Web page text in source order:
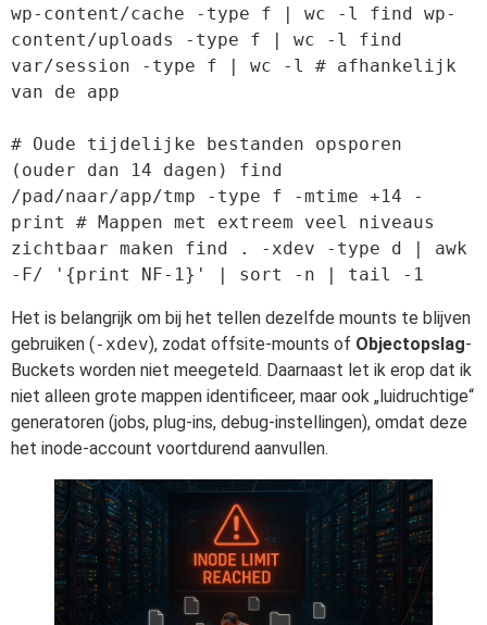
wp-content/cache -type f | wc -l find wp-
content/uploads -type f | wc -l find
var/session -type f | wc -l # afhankelijk
van de app
# Oude tijdelijke bestanden opsporen
(ouder dan 14 dagen) find
/pad/naar/app/tmp -type f -mtime +14 -
print # Mappen met extreem veel niveaus
zichtbaar maken find . -xdev -type d | awk
Het is belangrijk om bij het tellen dezelfde mounts te blijven
gebruiken (-xdev), zodat offsite-mounts of Objectopslag-
Buckets worden niet meegeteld. Daarnaast let ik erop dat ik
niet alleen grote mappen identificeer, maar ook „luidruchtige“
generatoren (jobs, plug-ins, debug-instellingen), omdat deze
het inode-account voortdurend aanvullen.